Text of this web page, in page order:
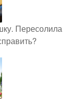
Пересолила